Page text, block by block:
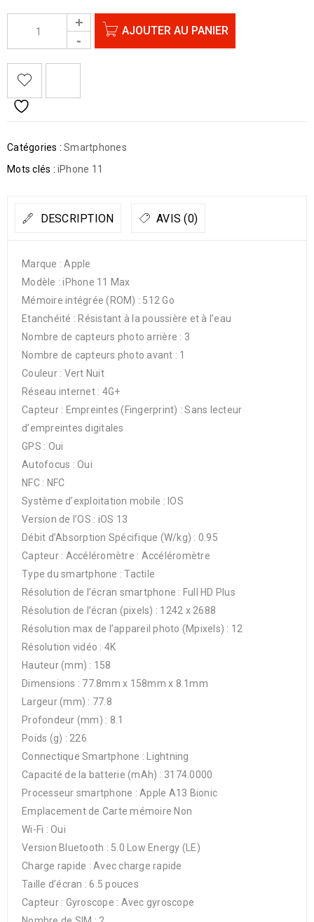
AJOUTER AU PANIER
Catégories : Smartphones
Mots clés : iPhone 11
DESCRIPTION AVIS (0)
Marque : Apple
Modèle : iPhone 11 Max
Mémoire intégrée (ROM) : 512 Go
Etanchéité : Résistant à la poussière et à l’eau
Nombre de capteurs photo arrière : 3
Nombre de capteurs photo avant : 1
Couleur : Vert Nuit
Réseau internet : 4G+
Capteur : Empreintes (Fingerprint) : Sans lecteur
d’empreintes digitales
GPS : Oui
Autofocus : Oui
NFC : NFC
Système d’exploitation mobile : IOS
Version de l’OS : iOS 13
Débit d’Absorption Spécifique (W/kg) : 0.95
Capteur : Accéléromètre : Accéléromètre
Type du smartphone : Tactile
Résolution de l’écran smartphone : Full HD Plus
Résolution de l’écran (pixels) : 1242 x 2688
Résolution max de l’appareil photo (Mpixels) : 12
Résolution vidéo : 4K
Hauteur (mm) : 158
Dimensions : 77.8mm x 158mm x 8.1mm
Largeur (mm) : 77.8
Profondeur (mm) : 8.1
Poids (g) : 226
Connectique Smartphone : Lightning
Capacité de la batterie (mAh) : 3174.0000
Processeur smartphone : Apple A13 Bionic
Emplacement de Carte mémoire Non
Wi-Fi : Oui
Version Bluetooth : 5.0 Low Energy (LE)
Charge rapide : Avec charge rapide
Taille d’écran : 6.5 pouces
Capteur : Gyroscope : Avec gyroscope